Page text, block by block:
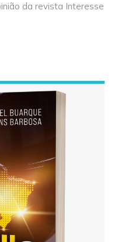
da revista Interesse